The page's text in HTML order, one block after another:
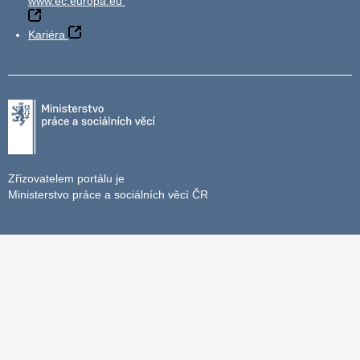
Kariéra
Zřizovatelem portálu je
Ministerstvo práce a sociálních věcí ČR